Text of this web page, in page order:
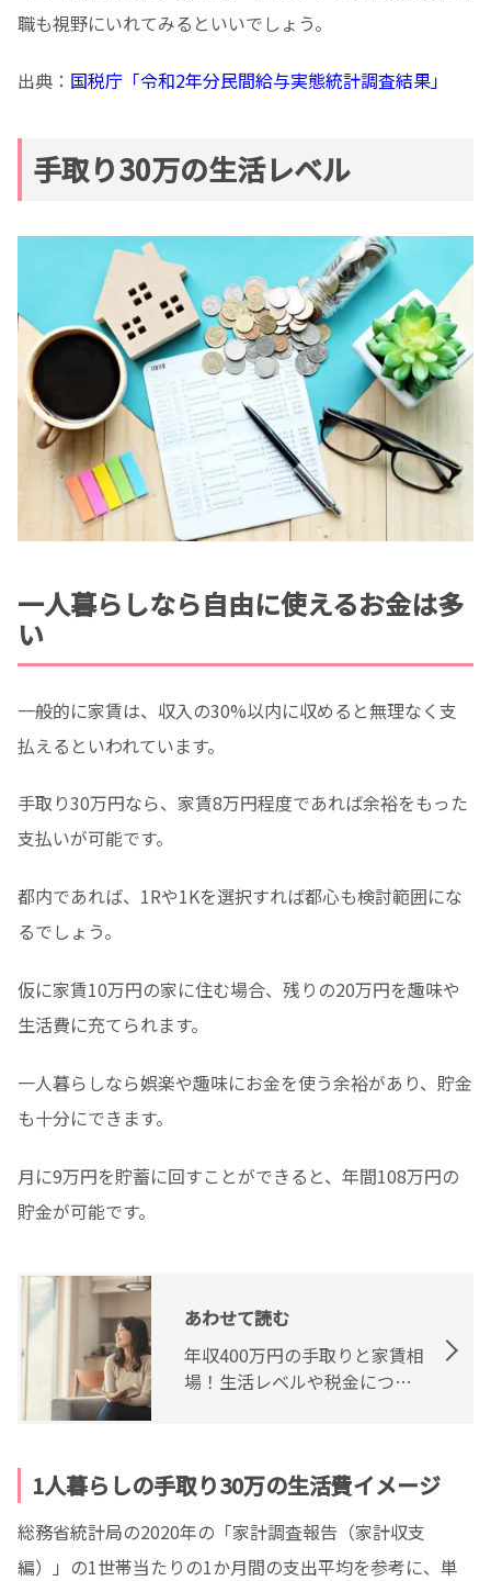
職も視野にいれてみるといいでしょう。
出典： 国税庁「令和2年分民間給与実態統計調査結果」
手取り30万の生活レベル
一人暮らしなら自由に使えるお金は多
い
一般的に家賃は、収入の30%以内に収めると無理なく支
払えるといわれています。
手取り30万円なら、家賃8万円程度であれば余裕をもった
支払いが可能です。
都内であれば、1Rや1Kを選択すれば都心も検討範囲にな
るでしょう。
仮に家賃10万円の家に住む場合、残りの20万円を趣味や
生活費に充てられます。
一人暮らしなら娯楽や趣味にお金を使う余裕があり、貯金
も十分にできます。
月に9万円を貯蓄に回すことができると、年間108万円の
貯金が可能です。
あわせて読む
年収400万円の手取りと家賃相
場！生活レベルや税金につい
1人暮らしの手取り30万の生活費イメージ
総務省統計局の2020年の「家計調査報告（家計収支
編）」の1世帯当たりの1か月間の支出平均を参考に、単